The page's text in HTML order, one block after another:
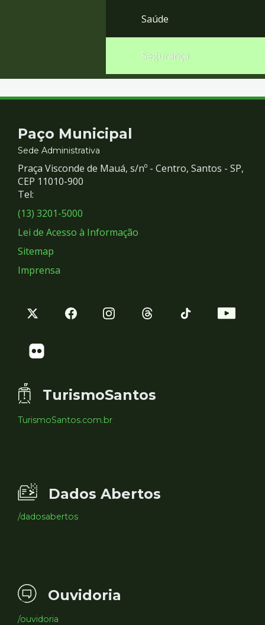
Saúde
Segurança
Contato
e
Redes
Sociais
Paço Municipal
Sede Administrativa
Praça Visconde de Mauá, s/nº - Centro, Santos - SP,
CEP 11010-900
Tel:
(13) 3201-5000
Lei de Acesso à Informação
Sitemap
Imprensa
TurismoSantos
TurismoSantos.com.br
Dados Abertos
/dadosabertos
Ouvidoria
/ouvidoria